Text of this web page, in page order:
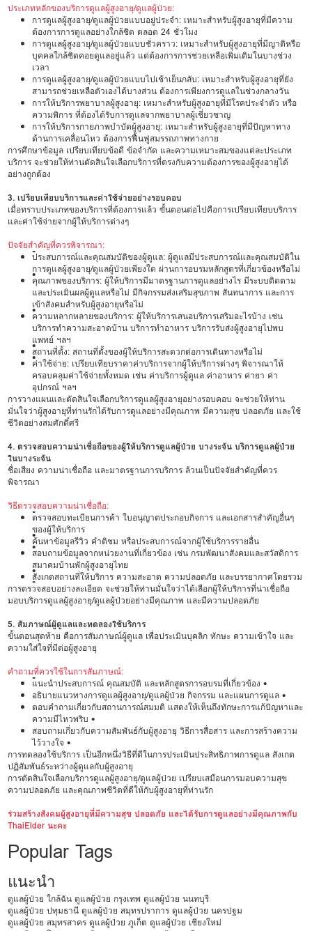
ประเภทหลักของบริการดูแลผู้สูงอายุ/ดูแลผู้ป่วย:
การดูแลผู้สูงอายุ/ดูแลผู้ป่วยแบบอยู่ประจำ: เหมาะสำหรับผู้สูงอายุที่มีความ
ต้องการการดูแลอย่างใกล้ชิด ตลอด 24 ชั่วโมง
การดูแลผู้สูงอายุ/ดูแลผู้ป่วยแบบชั่วคราว: เหมาะสำหรับผู้สูงอายุที่มีญาติหรือ
บุคคลใกล้ชิดคอยดูแลอยู่แล้ว แต่ต้องการการช่วยเหลือเพิ่มเติมในบางช่วง
เวลา
การดูแลผู้สูงอายุ/ดูแลผู้ป่วยแบบไปเช้าเย็นกลับ: เหมาะสำหรับผู้สูงอายุที่ยัง
สามารถช่วยเหลือตัวเองได้บางส่วน ต้องการเพียงการดูแลในช่วงกลางวัน
การให้บริการพยาบาลผู้สูงอายุ: เหมาะสำหรับผู้สูงอายุที่มีโรคประจำตัว หรือ
ความพิการ ที่ต้องได้รับการดูแลจากพยาบาลผู้เชี่ยวชาญ
การให้บริการกายภาพบำบัดผู้สูงอายุ: เหมาะสำหรับผู้สูงอายุที่มีปัญหาทาง
ด้านการเคลื่อนไหว ต้องการฟื้นฟูสมรรถภาพทางกาย
การศึกษาข้อมูล เปรียบเทียบข้อดี ข้อจำกัด และความเหมาะสมของแต่ละประเภท
บริการ จะช่วยให้ท่านตัดสินใจเลือกบริการที่ตรงกับความต้องการของผู้สูงอายุได้
อย่างถูกต้อง
3. เปรียบเทียบบริการและค่าใช้จ่ายอย่างรอบคอบ
เมื่อทราบประเภทของบริการที่ต้องการแล้ว ขั้นตอนต่อไปคือการเปรียบเทียบบริการ
และค่าใช้จ่ายจากผู้ให้บริการต่างๆ
ปัจจัยสำคัญที่ควรพิจารณา:
•
ประสบการณ์และคุณสมบัติของผู้ดูแล: ผู้ดูแลมีประสบการณ์และคุณสมบัติใน
การดูแลผู้สูงอายุ/ดูแลผู้ป่วยเพียงใด ผ่านการอบรมหลักสูตรที่เกี่ยวข้องหรือไม่
•
คุณภาพของบริการ: ผู้ให้บริการมีมาตรฐานการดูแลอย่างไร มีระบบติดตาม
และประเมินผลผู้ดูแลหรือไม่ มีกิจกรรมส่งเสริมสุขภาพ สันทนาการ และการ
เข้าสังคมสำหรับผู้สูงอายุหรือไม่
•
ความหลากหลายของบริการ: ผู้ให้บริการเสนอบริการเสริมอะไรบ้าง เช่น
บริการทำความสะอาดบ้าน บริการทำอาหาร บริการรับส่งผู้สูงอายุไปพบ
แพทย์ ฯลฯ
•
สถานที่ตั้ง: สถานที่ตั้งของผู้ให้บริการสะดวกต่อการเดินทางหรือไม่
•
ค่าใช้จ่าย: เปรียบเทียบราคาค่าบริการจากผู้ให้บริการต่างๆ พิจารณาให้
ครอบคลุมค่าใช้จ่ายทั้งหมด เช่น ค่าบริการผู้ดูแล ค่าอาหาร ค่ายา ค่า
อุปกรณ์ ฯลฯ
การวางแผนและตัดสินใจเลือกบริการดูแลผู้สูงอายุอย่างรอบคอบ จะช่วยให้ท่าน
มั่นใจว่าผู้สูงอายุที่ท่านรักได้รับการดูแลอย่างมีคุณภาพ มีความสุข ปลอดภัย และใช้
ชีวิตอย่างสมศักดิ์ศรี
4. ตรวจสอบความน่าเชื่อถือของผู้ให้บริการดูแลผู้ป่วย บางระจัน บริการดูแลผู้ป่วย
ในบางระจัน
ชื่อเสียง ความน่าเชื่อถือ และมาตรฐานการบริการ ล้วนเป็นปัจจัยสำคัญที่ควร
พิจารณา
วิธีตรวจสอบความน่าเชื่อถือ:
•
ตรวจสอบทะเบียนการค้า ใบอนุญาตประกอบกิจการ และเอกสารสำคัญอื่นๆ
ของผู้ให้บริการ
•
ค้นหาข้อมูลรีวิว คำติชม หรือประสบการณ์จากผู้ใช้บริการรายอื่น
•
สอบถามข้อมูลจากหน่วยงานที่เกี่ยวข้อง เช่น กรมพัฒนาสังคมและสวัสดิการ
สมาคมบ้านพักผู้สูงอายุไทย
•
สังเกตสถานที่ให้บริการ ความสะอาด ความปลอดภัย และบรรยากาศโดยรวม
•
การตรวจสอบอย่างละเอียด จะช่วยให้ท่านมั่นใจว่าได้เลือกผู้ให้บริการที่น่าเชื่อถือ
มอบบริการดูแลผู้สูงอายุ/ดูแลผู้ป่วยอย่างมีคุณภาพ และมีความปลอดภัย
5. สัมภาษณ์ผู้ดูแลและทดลองใช้บริการ
ขั้นตอนสุดท้าย คือการสัมภาษณ์ผู้ดูแล เพื่อประเมินบุคลิก ทักษะ ความเข้าใจ และ
ความใส่ใจที่มีต่อผู้สูงอายุ
คำถามที่ควรใช้ในการสัมภาษณ์:
•
แนะนำประสบการณ์ คุณสมบัติ และหลักสูตรการอบรมที่เกี่ยวข้อง •
อธิบายแนวทางการดูแลผู้สูงอายุ/ดูแลผู้ป่วย กิจกรรม และแผนการดูแล •
ตอบคำถามเกี่ยวกับสถานการณ์สมมติ แสดงให้เห็นถึงทักษะการแก้ปัญหาและ
ความมีไหวพริบ •
สอบถามเกี่ยวกับความสัมพันธ์กับผู้สูงอายุ วิธีการสื่อสาร และการสร้างความ
ไว้วางใจ •
การทดลองใช้บริการ เป็นอีกหนึ่งวิธีที่ดีในการประเมินประสิทธิภาพการดูแล สังเกต
ปฏิสัมพันธ์ระหว่างผู้ดูแลกับผู้สูงอายุ
การตัดสินใจเลือกบริการดูแลผู้สูงอายุ/ดูแลผู้ป่วย เปรียบเสมือนการมอบความสุข
ความปลอดภัย และคุณภาพชีวิตที่ดีให้กับผู้สูงอายุที่ท่านรัก
ร่วมสร้างสังคมผู้สูงอายุที่มีความสุข ปลอดภัย และได้รับการดูแลอย่างมีคุณภาพกับ
ThaiElder นะคะ
Popular Tags
แนะนำ
ดูแลผู้ป่วย ใกล้ฉัน ดูแลผู้ป่วย กรุงเทพ ดูแลผู้ป่วย นนทบุรี
ดูแลผู้ป่วย ปทุมธานี ดูแลผู้ป่วย สมุทรปราการ ดูแลผู้ป่วย นครปฐม
ดูแลผู้ป่วย สมุทรสาคร ดูแลผู้ป่วย ภูเก็ต ดูแลผู้ป่วย เชียงใหม่